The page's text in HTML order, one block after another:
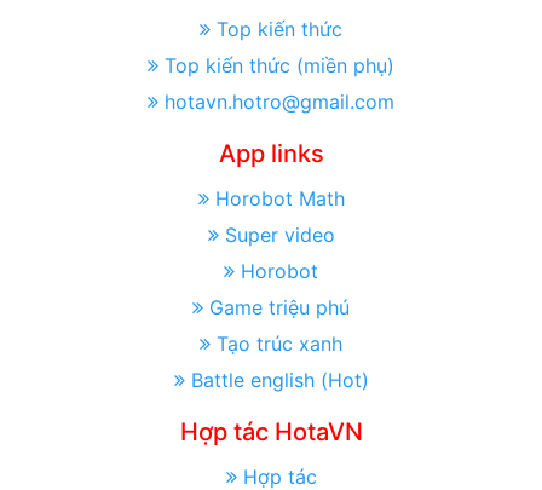
Top kiến thức
Top kiến thức (miền phụ)
hotavn.hotro@gmail.com
App links
Horobot Math
Super video
Horobot
Game triệu phú
Tạo trúc xanh
Battle english (Hot)
Hợp tác HotaVN
Hợp tác